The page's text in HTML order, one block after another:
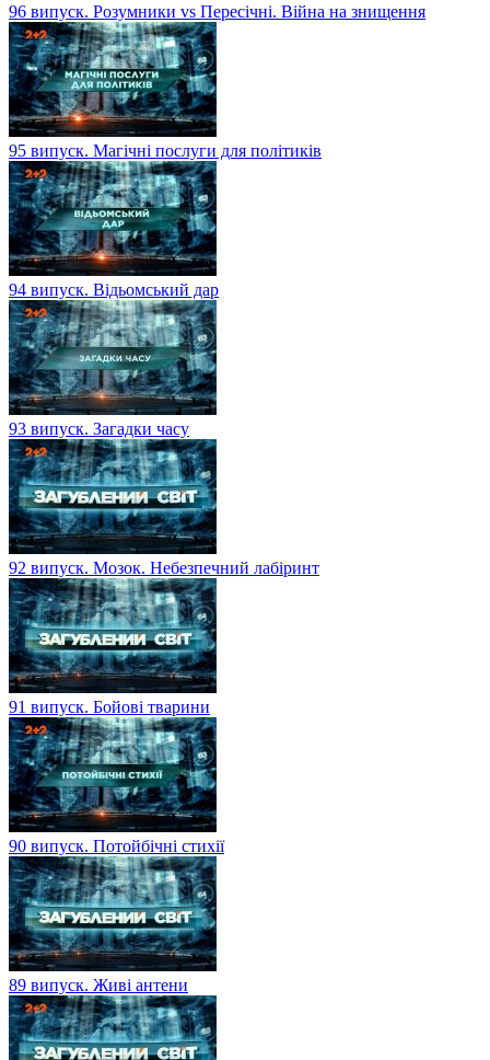
96 випуск. Розумники vs Пересічні. Війна на знищення
95 випуск. Магічні послуги для політиків
94 випуск. Відьомський дар
93 випуск. Загадки часу
92 випуск. Мозок. Небезпечний лабіринт
91 випуск. Бойові тварини
90 випуск. Потойбічні стихії
89 випуск. Живі антени